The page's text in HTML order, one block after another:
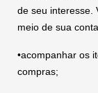
de seu interesse.
meio de sua
•acompanhar os
compras;